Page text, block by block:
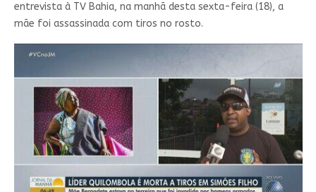
entrevista à TV Bahia, na manhã desta sexta-feira (18), a
mãe foi assassinada com tiros no rosto.